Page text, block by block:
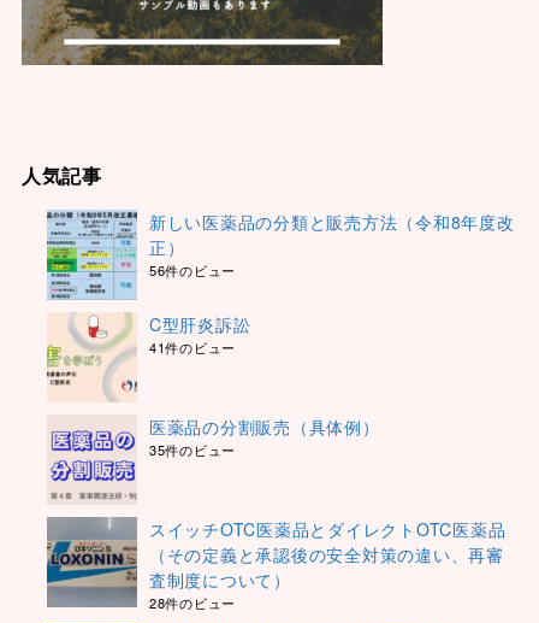
人気記事
新しい医薬品の分類と販売方法（令和8年度改
正）
56件のビュー
C型肝炎訴訟
41件のビュー
医薬品の分割販売（具体例）
35件のビュー
スイッチOTC医薬品とダイレクトOTC医薬品
（その定義と承認後の安全対策の違い、再審
査制度について）
28件のビュー